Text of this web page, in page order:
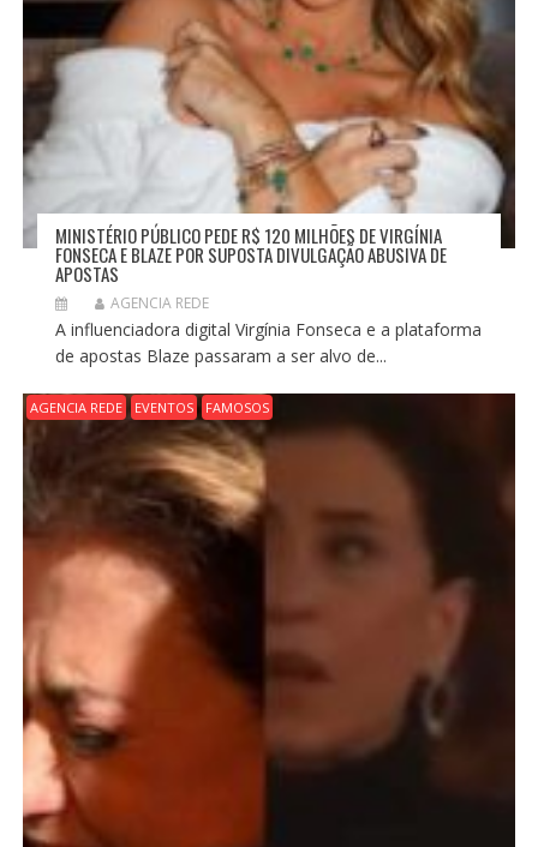
MINISTÉRIO PÚBLICO PEDE R$ 120 MILHÕES DE VIRGÍNIA
FONSECA E BLAZE POR SUPOSTA DIVULGAÇÃO ABUSIVA DE
APOSTAS
AGENCIA REDE
A influenciadora digital Virgínia Fonseca e a plataforma
de apostas Blaze passaram a ser alvo de...
AGENCIA REDE EVENTOS FAMOSOS